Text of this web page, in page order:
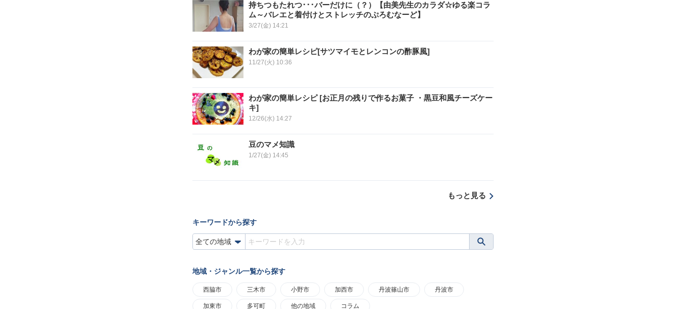
持ちつもたれつ･･･バーだけに（？）【由美先生のカラダ☆ゆる楽コラ
ム～バレエと着付けとストレッチのぷろむなーど】
3/27(金) 14:21
わが家の簡単レシピ[サツマイモとレンコンの酢豚風]
11/27(火) 10:36
わが家の簡単レシピ [お正月の残りで作るお菓子 ・黒豆和風チーズケー
キ]
12/26(水) 14:27
豆のマメ知識
1/27(金) 14:45
もっと見る
キーワードから探す
地域・ジャンル一覧から探す
西脇市 三木市 小野市 加西市 丹波篠山市 丹波市
加東市 多可町 他の地域 コラム